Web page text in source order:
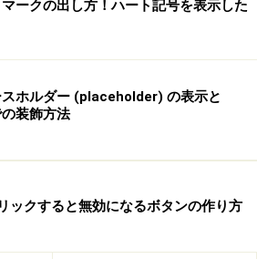
ークの出し方！ハート記号を表示した
スホルダー (placeholder) の表示と
装飾方法
ックすると無効になるボタンの作り方